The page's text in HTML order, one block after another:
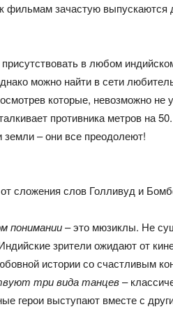
фильмам зачастую
в любом
можно найти в сети
которые, невозможно не
противника метров на
земли – они все преодолеют!
сложения слов Голливуд и
понимании– это мюзиклы. Не
зрители ожидают от
истории со счастливым
три вида танцев–
герои выступают вместе с